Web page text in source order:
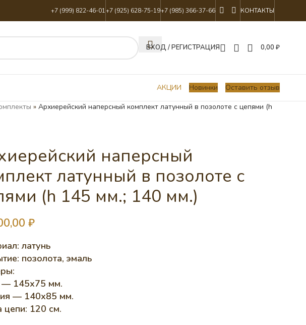
+7 (999) 822-46-01+7 (925) 628-75-19+7 (985) 366-37-66 КОНТАКТЫ
ВХОД / РЕГИСТРАЦИЯ 0,00 ₽
АКЦИИ Новинки
Оставить отзыв
» Архиерейский наперсный комплект латунный в позолоте с цепями (h
наперсный
латунный в позолоте с
(h 145 мм.; 140 мм.)
₽
латунь
позолота, эмаль
— 145х75 мм.
— 140х85 мм.
цепи: 120 см.